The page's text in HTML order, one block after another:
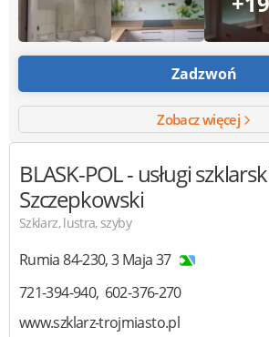
Zadzwoń
Zobacz więcej
BLASK-POL- usługi
Szczepkowski
Szklarz, lustra, szyby
Rumia84-230,3 Maja 37
721-394-940 602-376-270
www.szklarz-trojmiasto.pl